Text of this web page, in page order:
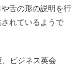
舌の形の説明を行
れているようで
ビジネス英会